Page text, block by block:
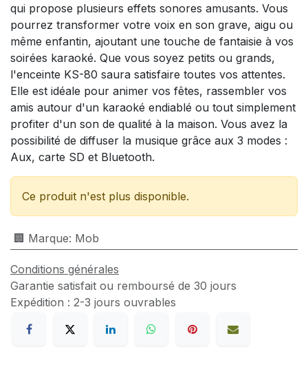
qui propose plusieurs effets sonores amusants. Vous
pourrez transformer votre voix en son grave, aigu ou
même enfantin, ajoutant une touche de fantaisie à vos
soirées karaoké. Que vous soyez petits ou grands,
l'enceinte KS-80 saura satisfaire toutes vos attentes.
Elle est idéale pour animer vos fêtes, rassembler vos
amis autour d'un karaoké endiablé ou tout simplement
profiter d'un son de qualité à la maison. Vous avez la
possibilité de diffuser la musique grâce aux 3 modes :
Aux, carte SD et Bluetooth.
Ce produit n'est plus disponible.
🏢 Marque: Mob
Conditions générales
Garantie satisfait ou remboursé de 30 jours
Expédition : 2-3 jours ouvrables